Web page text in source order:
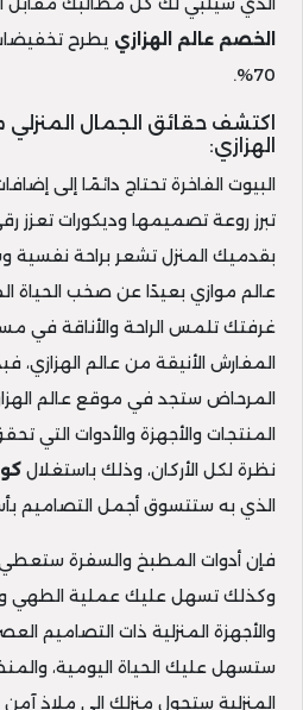
الخصم عالم الهزازي يطرح
70%.
اكتشف حقائق الجمال
الهزازي:
البيوت الفاخرة تحتاج دائمًا إلى
تبرز روعة تصميمها وديكورات تعزز
بقدميك المنزل تشعر براحة
عالم موازي بعيدًا عن صخب الحياة
غرفتك تلمس الراحة والأناقة في
المفارش الأنيقة من عالم الهزازي،
المرحاض ستجد في موقع عالم
المنتجات والأجهزة والأدوات التي
نظرة لكل الأركان، وذلك باستغلال
الذي به ستتسوق أجمل التصاميم
فإن أدوات المطبخ والسفرة ستعطي
وكذلك تسهل عليك عملية الطهي
والأجهزة المنزلية ذات التصاميم
ستسهل عليك الحياة اليومية،
المنزلية ستحول منزلك إلى ملاذ